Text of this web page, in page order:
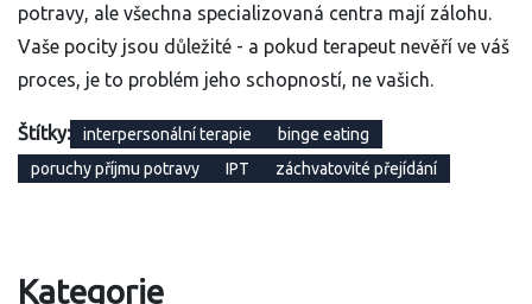
potravy, ale všechna specializovaná centra mají zálohu.
Vaše pocity jsou důležité - a pokud terapeut nevěří ve váš
proces, je to problém jeho schopností, ne vašich.
Štítky: interpersonální terapie
binge eating
poruchy příjmu potravy
IPT záchvatovité přejídání
Kategorie